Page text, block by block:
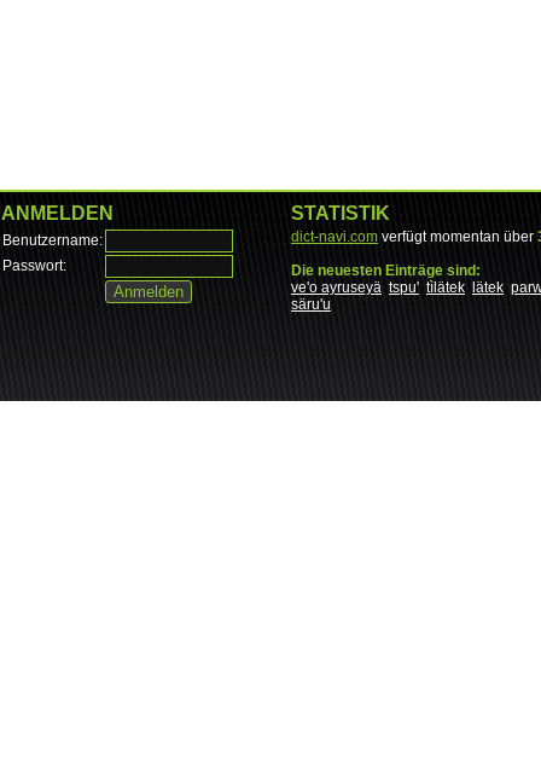
ANMELDEN
Benutzername:
Passwort:
STATISTIK
dict-navi.com verfügt momentan über
Die neuesten Einträge sind:
ve'o ayruseyä tspu' tìlätek lätek
säru'u